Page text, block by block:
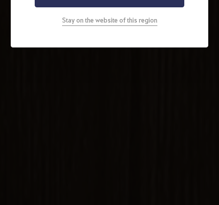
Stay on the website of this region